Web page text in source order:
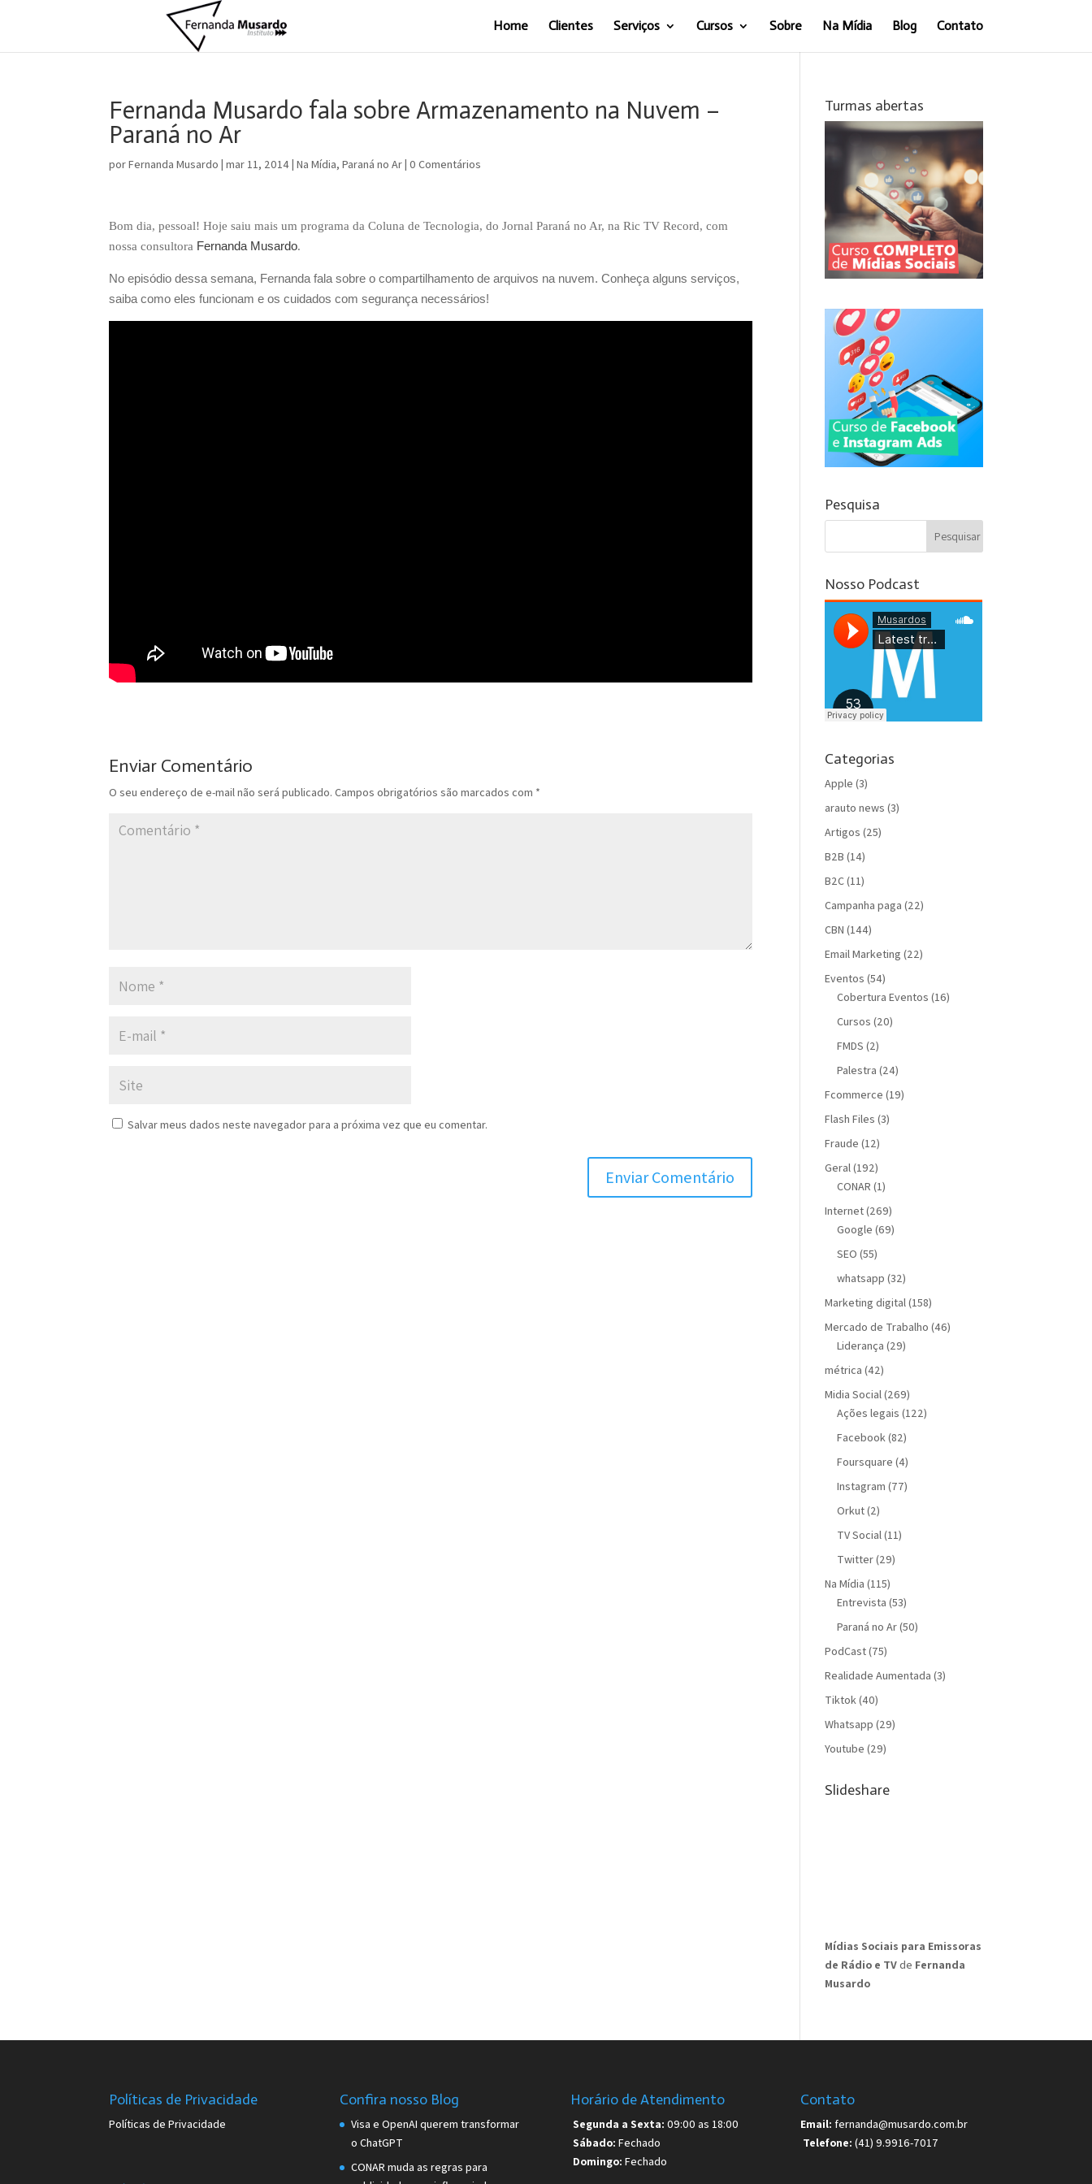
Home Clientes Serviços Cursos Sobre Na Mídia Blog Contato
Fernanda Musardo fala sobre Armazenamento na Nuvem –
Paraná no Ar
porFernanda Musardo |mar 11, 2014|Na Mídia,Paraná no Ar|0 Comentários
Bom dia, pessoal! Hoje saiu mais um programa da Coluna de Tecnologia, do Jornal Paraná no Ar, na Ric TV Record, com
nossa consultora Fernanda Musardo.
No episódio dessa semana, Fernanda fala sobre o compartilhamento de arquivos na nuvem. Conheça alguns serviços,
saiba como eles funcionam e os cuidados com segurança necessários!
Enviar Comentário
O seu endereço de e-mail não será publicado. Campos obrigatórios são marcados com *
Salvar meus dados neste navegador para a próxima vez que eu comentar.
Turmas abertas
Pesquisa
Nosso Podcast
Categorias
Apple (3)
arauto news (3)
Artigos (25)
B2B (14)
B2C(11)
Campanha paga (22)
CBN (144)
Email Marketing (22)
Eventos (54)
Cobertura Eventos (16)
Cursos (20)
FMDS (2)
Palestra (24)
Fcommerce (19)
Flash Files (3)
Fraude (12)
Geral(192)
CONAR (1)
Internet(269)
Google (69)
SEO (55)
whatsapp (32)
Marketing digital(158)
Mercado de Trabalho (46)
Liderança (29)
métrica (42)
Midia Social(269)
Ações legais (122)
Facebook(82)
Foursquare (4)
Instagram (77)
Orkut(2)
TV Social(11)
Twitter(29)
Na Mídia (115)
Entrevista (53)
Paraná no Ar(50)
PodCast(75)
Realidade Aumentada (3)
Tiktok(40)
Whatsapp (29)
Youtube (29)
Slideshare
Mídias Sociais para Emissoras
de Rádio e TVde Fernanda
Musardo
Políticas de Privacidade
Políticas de Privacidade
Confira nosso Blog
Visa e OpenAI querem transformar
o ChatGPT
CONAR muda as regras para
Horário de Atendimento
Segunda a Sexta: 09:00 as 18:00
Sábado: Fechado
Domingo: Fechado
Contato
Email:fernanda@musardo.com.br
Telefone: (41) 9.9916-7017